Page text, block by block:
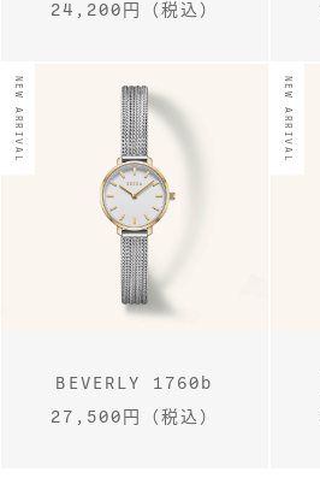
24,200円（税込）
NEW ARRIVAL
BEVERLY 1760b
27,500円（税込）
NEW ARRIVAL